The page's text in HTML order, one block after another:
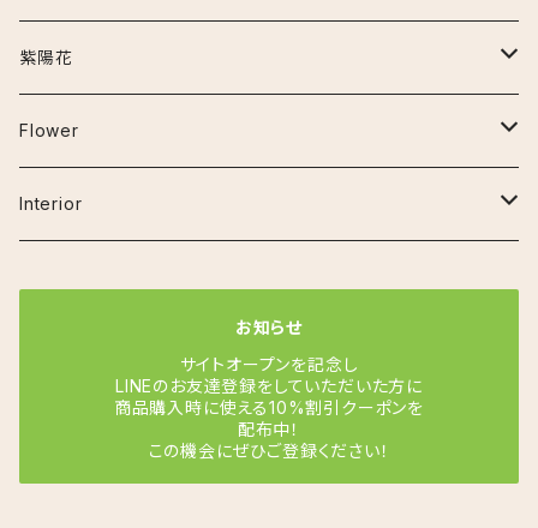
ナイロビナイツ
アンスリウム
クラリネルビウム
ジズー（ジゾー）
エスキナンサス
マルメラータ
オーガスタ
サンデリアーナ
シャインスター
クロコダイルファーン
セメント鉢
お手入れ用品
その他の用品
~30cm
30cm~50cm
50cm~80cm
紫陽花
アーリーピンク
アデュラ
シュガーホワイト
Flower
ベゴニア
Interior
お知らせ
サイトオープンを記念し
LINEのお友達登録をしていただいた方に
商品購入時に使える10%割引クーポンを
配布中！
この機会にぜひご登録ください！